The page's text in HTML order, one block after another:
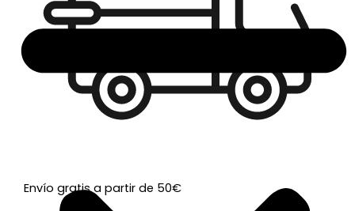
Envío gratis a partir de 50€